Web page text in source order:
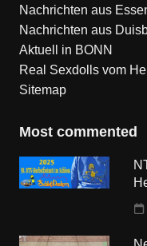
Nachrichten aus
Nachrichten aus
Aktuell in BONN
Real Sexdolls vom
Sitemap
Most commented